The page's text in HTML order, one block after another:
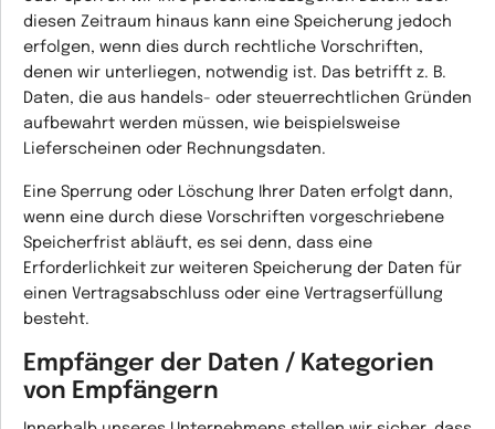
diesen Zeitraum hinaus kann eine Speicherung jedoch
erfolgen, wenn dies durch rechtliche Vorschriften,
denen wir unterliegen, notwendig ist. Das betrifft z. B.
Daten, die aus handels- oder steuerrechtlichen Gründen
aufbewahrt werden müssen, wie beispielsweise
Lieferscheinen oder Rechnungsdaten.
Eine Sperrung oder Löschung Ihrer Daten erfolgt dann,
wenn eine durch diese Vorschriften vorgeschriebene
Speicherfrist abläuft, es sei denn, dass eine
Erforderlichkeit zur weiteren Speicherung der Daten für
einen Vertragsabschluss oder eine Vertragserfüllung
besteht.
Empfänger der Daten / Kategorien
von Empfängern